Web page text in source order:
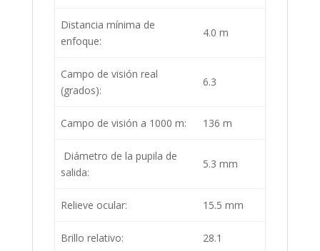
Distancia mínima de
enfoque:
4.0 m
Campo de visión real
(grados):
6.3
Campo de visión a 1000 m: 136 m
Diámetro de la pupila de
salida:
5.3 mm
Relieve ocular: 15.5 mm
Brillo relativo: 28.1